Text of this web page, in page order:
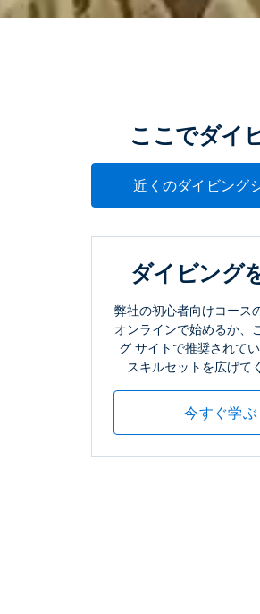
ここでダイ
近くのダイビング
ダイビング
弊社の初心者向けコース
オンラインで始めるか、
グ サイトで推奨されて
スキルセットを広げて
今すぐ学ぶ